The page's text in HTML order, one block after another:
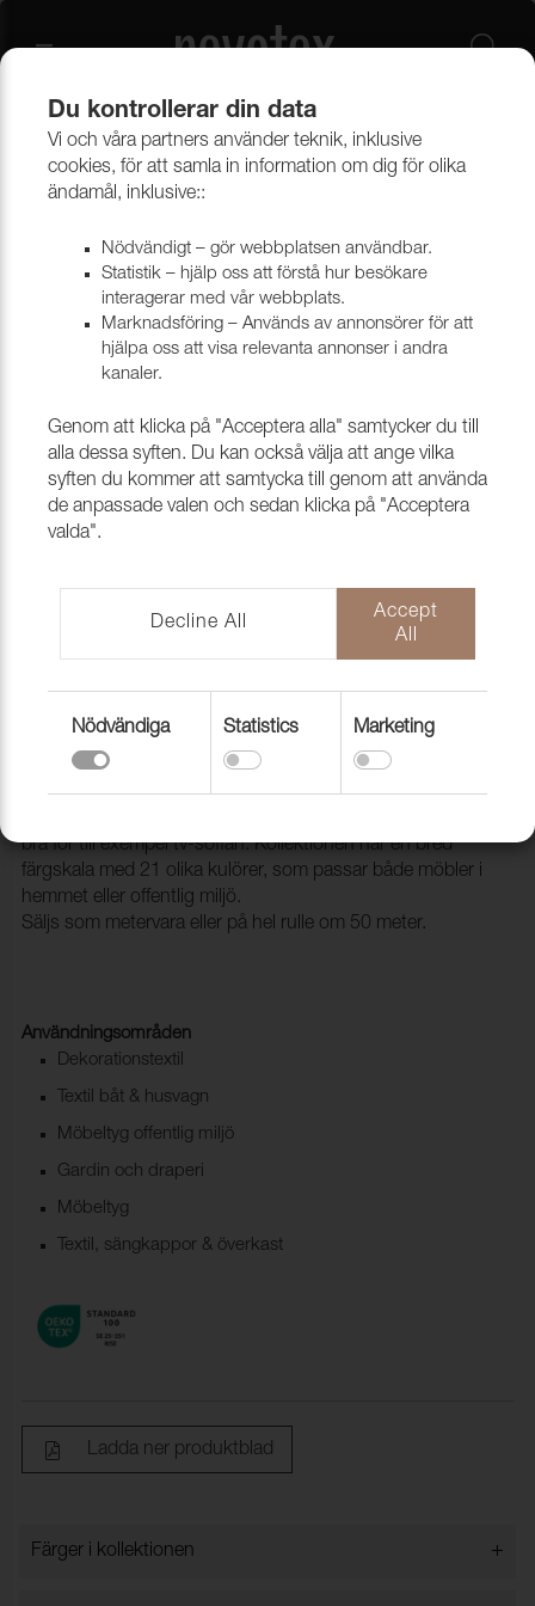
Beklädnadsmaterial Möbeltyger Alla möbeltyger
Tyg Balder 1/13 Pink
1001908
bra för till exempel tv-soffan. Kollektionen har en bred
färgskala med 21 olika kulörer, som passar både möbler i
hemmet eller offentlig miljö.
Säljs som metervara eller på hel rulle om 50 meter.
Användningsområden
Dekorationstextil
Textil båt & husvagn
Möbeltyg offentlig miljö
Gardin och draperi
Möbeltyg
Textil, sängkappor & överkast
Ladda ner produktblad
Färger i kollektionen +
Du kontrollerar din data
Vi och våra partners använder teknik, inklusive
cookies, för att samla in information om dig för olika
ändamål, inklusive::
Nödvändigt – gör webbplatsen användbar.
Statistik – hjälp oss att förstå hur besökare
interagerar med vår webbplats.
Marknadsföring – Används av annonsörer för att
hjälpa oss att visa relevanta annonser i andra
kanaler.
Genom att klicka på "Acceptera alla" samtycker du till
alla dessa syften. Du kan också välja att ange vilka
syften du kommer att samtycka till genom att använda
de anpassade valen och sedan klicka på "Acceptera
valda".
Decline All
Accept
All
Nödvändiga Statistics Marketing